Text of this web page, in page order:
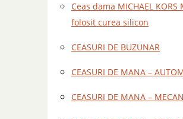
Ceas dama MICHAEL
folosit curea silicon
CEASURI DE BUZUNAR
CEASURI DE MANA –
CEASURI DE MANA –